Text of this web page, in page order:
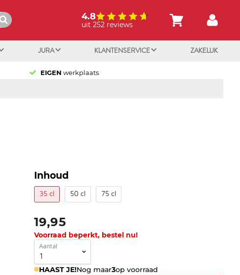
4.8
uit 252 reviews
JURA KLANTENSERVICE ZAKELIJK
EIGEN werkplaats
Inhoud
35 cl 50 cl 75 cl
19,95
Voorraad beperkt, bestel nu!
Aantal
HAAST JE!Nog maar3op voorraad